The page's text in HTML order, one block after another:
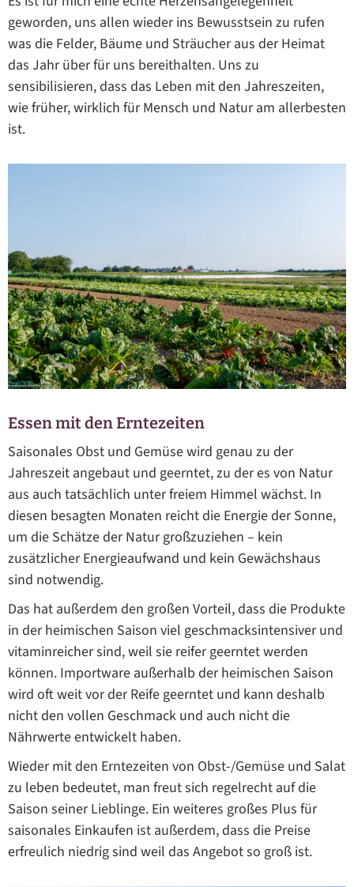
geworden, uns allen wieder ins Bewusstsein zu rufen
was die Felder, Bäume und Sträucher aus der Heimat
das Jahr über für uns bereithalten. Uns zu
sensibilisieren, dass das Leben mit den Jahreszeiten,
wie früher, wirklich für Mensch und Natur am allerbesten
ist.
Essen mit den Erntezeiten
Saisonales Obst und Gemüse wird genau zu der
Jahreszeit angebaut und geerntet, zu der es von Natur
aus auch tatsächlich unter freiem Himmel wächst. In
diesen besagten Monaten reicht die Energie der Sonne,
um die Schätze der Natur großzuziehen – kein
zusätzlicher Energieaufwand und kein Gewächshaus
sind notwendig.
Das hat außerdem den großen Vorteil, dass die Produkte
in der heimischen Saison viel geschmacksintensiver und
vitaminreicher sind, weil sie reifer geerntet werden
können. Importware außerhalb der heimischen Saison
wird oft weit vor der Reife geerntet und kann deshalb
nicht den vollen Geschmack und auch nicht die
Nährwerte entwickelt haben.
Wieder mit den Erntezeiten von Obst-/Gemüse und Salat
zu leben bedeutet, man freut sich regelrecht auf die
Saison seiner Lieblinge. Ein weiteres großes Plus für
saisonales Einkaufen ist außerdem, dass die Preise
erfreulich niedrig sind weil das Angebot so groß ist.